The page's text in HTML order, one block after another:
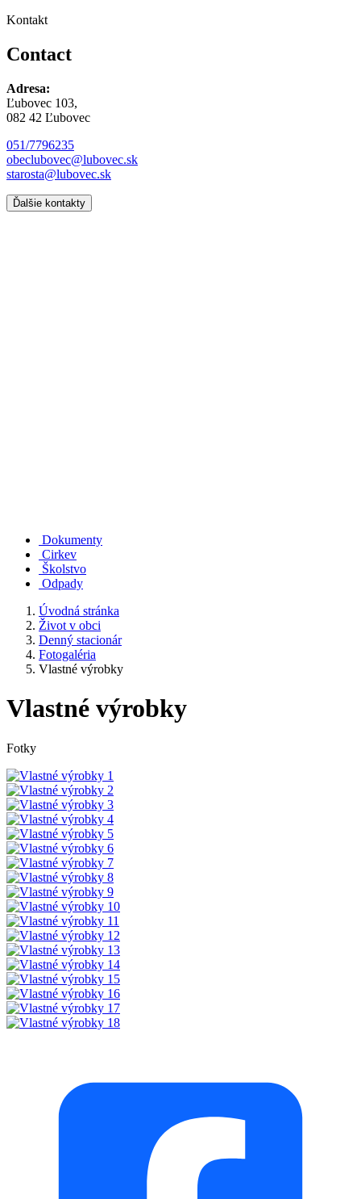
Kontakt
Contact
Adresa:
Ľubovec 103,
082 42 Ľubovec
051/7796235
obeclubovec@lubovec.sk
starosta@lubovec.sk
Ďalšie kontakty
Dokumenty
Cirkev
Školstvo
Odpady
Úvodná stránka
Život v obci
Denný stacionár
Fotogaléria
Vlastné výrobky
Vlastné výrobky
Fotky